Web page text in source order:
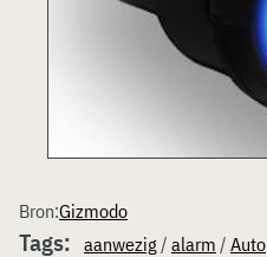
Bron:Gizmodo
Tags: aanwezig/ alarm / Auto